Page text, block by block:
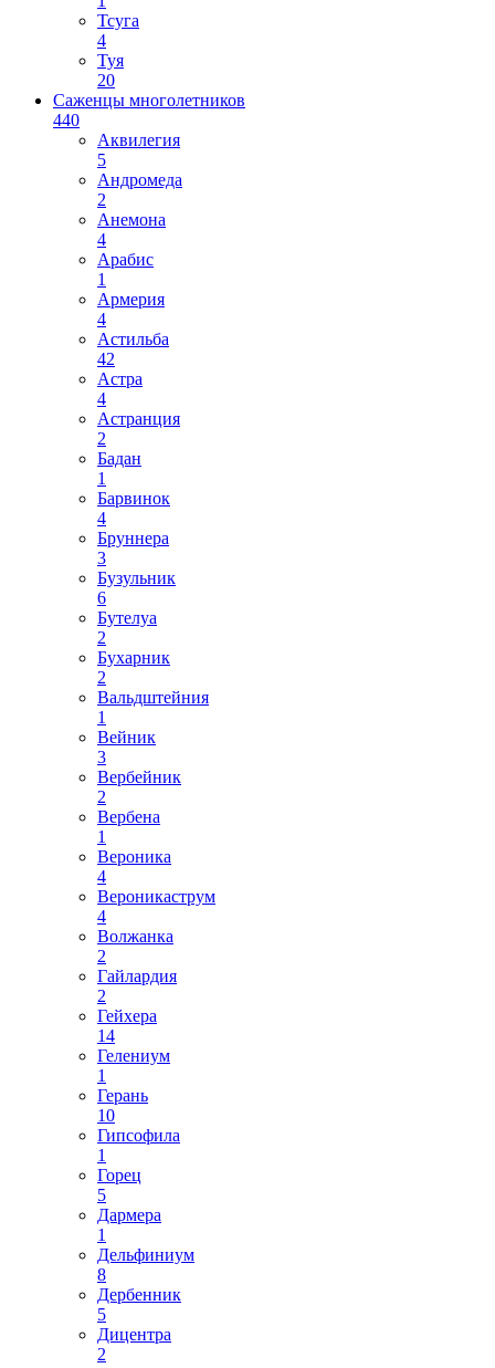
Тсуга
4
Туя
20
Саженцы многолетников
440
Аквилегия
5
Андромеда
2
Анемона
4
Арабис
1
Армерия
4
Астильба
42
Астра
4
Астранция
2
Бадан
1
Барвинок
4
Бруннера
3
Бузульник
6
Бутелуа
2
Бухарник
2
Вальдштейния
1
Вейник
3
Вербейник
2
Вербена
1
Вероника
4
Вероникаструм
4
Волжанка
2
Гайлардия
2
Гейхера
14
Гелениум
1
Герань
10
Гипсофила
1
Горец
5
Дармера
1
Дельфиниум
8
Дербенник
5
Дицентра
2